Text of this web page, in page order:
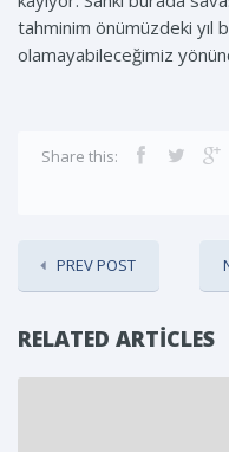
tahminim önümüzdeki yıl
olamayabileceğimiz
Share this:
PREV POST
RELATED ARTICLES